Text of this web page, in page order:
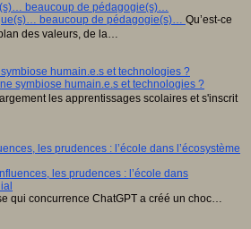
beaucoup de pédagogie(s)…
Qu’est-ce
des valeurs, de la…
humain.e.s et technologies ?
les apprentissages scolaires et s'inscrit
les prudences : l’école dans l’écosystème
qui concurrence ChatGPT a créé un choc…